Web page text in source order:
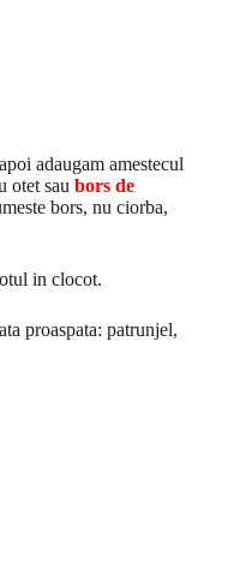
adaugam amestecul
otet sau bors de
bors, nu ciorba,
in clocot.
proaspata: patrunjel,